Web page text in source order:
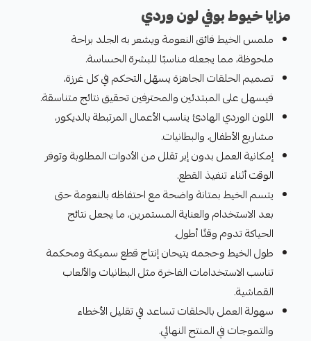
مزايا خيوط بوفي لون وردي
ملمس الخيط فائق النعومة ويشعر به الجلد براحة
ملحوظة، مما يجعله مناسبًا للبشرة الحساسة.
تصميم الحلقات الجاهزة يسهّل التحكم في كل غرزة،
فيسهل على المبتدئين والمحترفين تحقيق نتائج متناسقة.
اللون الوردي الهادئ يناسب الأعمال المرتبطة بالديكور،
مشاريع الأطفال، والبطانيات.
إمكانية العمل بدون إبر تقلل من الأدوات المطلوبة وتوفر
الوقت أثناء تنفيذ القطع.
يتسم الخيط بمتانة واضحة مع احتفاظه بالنعومة حتى
بعد الاستخدام والعناية المستمرين، ما يجعل نتائج
الحياكة تدوم وقتًا أطول.
طول الخيط وحجمه يتيحان إنتاج قطع سميكة ومحكمة
تناسب الاستخدامات الفاخرة مثل البطانيات والألعاب
القماشية.
سهولة العمل بالحلقات تساعد في تقليل الأخطاء
والتموجات في المنتج النهائي.